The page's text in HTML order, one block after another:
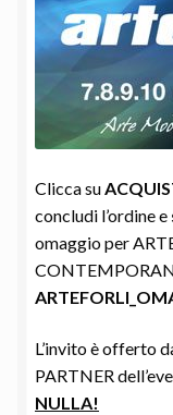
era:
Clicca su
concludi l’ordine e
omaggio per
L’invito è offerto
PARTNER
NULLA!